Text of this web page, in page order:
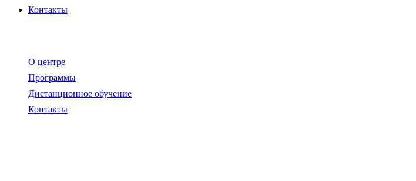
Контакты
О центре
Программы
Дистанционное обучение
Контакты